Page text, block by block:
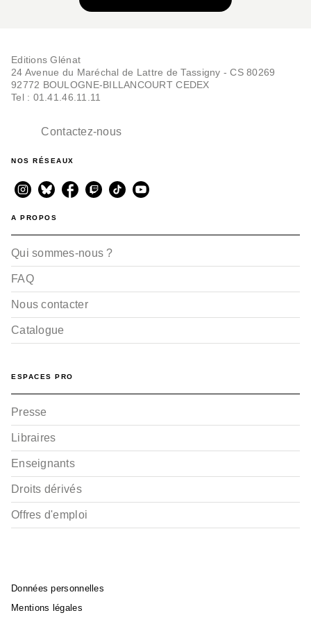
Promise - Tome 02
Thierry Lamy
Editions Glénat
24 Avenue du Maréchal de Lattre de Tassigny - CS 80269
92772 BOULOGNE-BILLANCOURT CEDEX
Tel : 01.41.46.11.11
Contactez-nous
NOS RÉSEAUX
A PROPOS
Qui sommes-nous ?
FAQ
Nous contacter
Catalogue
ESPACES PRO
Presse
Libraires
Enseignants
Droits dérivés
Offres d'emploi
Données personnelles
Mentions légales